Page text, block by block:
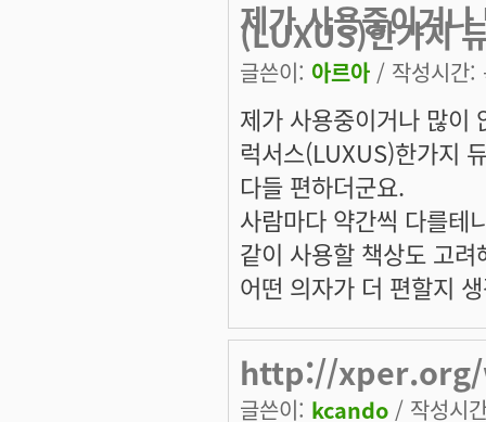
제가 사용중이거
(LUXUS)한가지
글쓴이: 아르아 / 작성시간
제가 사용중이거나 많이
럭서스(LUXUS)한가지
다들 편하더군요.
사람마다 약간씩 다를테
같이 사용할 책상도 고려
어떤 의자가 더 편할지
http://
글쓴이: kcando / 작성시